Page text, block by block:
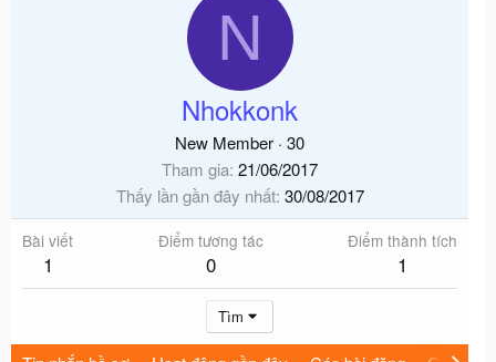
N
Nhokkonk
New Member · 30
Tham gia 21/06/2017
Thấy lần gần đây nhất 30/08/2017
Bài viết
1
Điểm tương tác
0
Điểm thành tích
1
Tìm